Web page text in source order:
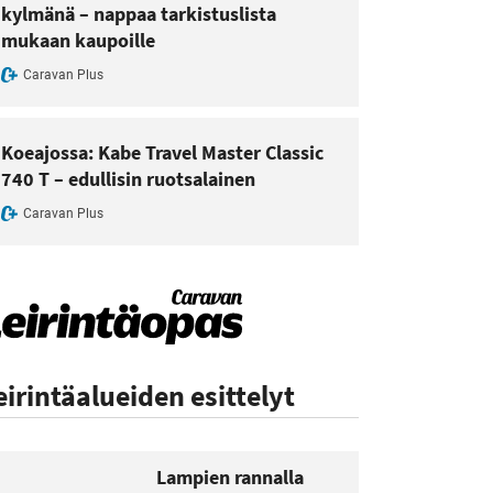
kylmänä – nappaa tarkistuslista
mukaan kaupoille
Caravan Plus
Koeajossa: Kabe Travel Master Classic
740 T – edullisin ruotsalainen
Caravan Plus
esittelyt
Lampien rannalla